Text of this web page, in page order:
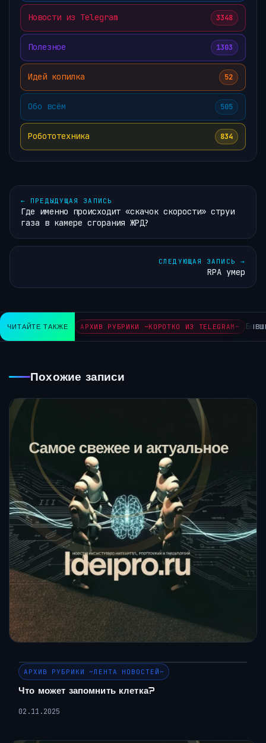
Новости из Telegram 3348
Полезное 1303
Идей копилка 52
Обо всём 505
Робототехника 834
← ПРЕДЫДУЩАЯ ЗАПИСЬ
Где именно происходит «скачок скорости» струи
газа в камере сгорания ЖРД?
СЛЕДУЮЩАЯ ЗАПИСЬ →
RPA умер
ЧИТАЙТЕ ТАКЖЕ АРХИВ РУБРИКИ ~КОРОТКО ИЗ TELEGRAM~
Похожие записи
АРХИВ РУБРИКИ ~ЛЕНТА НОВОСТЕЙ~
Что может запомнить клетка?
02.11.2025